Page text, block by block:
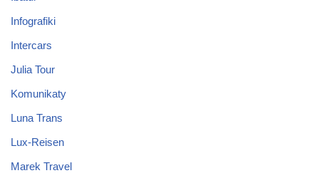
Infografiki
Intercars
Julia Tour
Komunikaty
Luna Trans
Lux-Reisen
Marek Travel